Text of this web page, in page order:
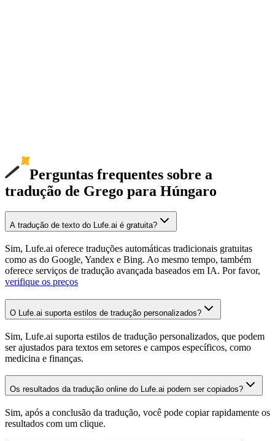
Perguntas frequentes sobre a
tradução de Grego para Húngaro
A tradução de texto do Lufe.ai é gratuita?
Sim, Lufe.ai oferece traduções automáticas tradicionais gratuitas
como as do Google, Yandex e Bing. Ao mesmo tempo, também
oferece serviços de tradução avançada baseados em IA. Por favor,
verifique os preços
O Lufe.ai suporta estilos de tradução personalizados?
Sim, Lufe.ai suporta estilos de tradução personalizados, que podem
ser ajustados para textos em setores e campos específicos, como
medicina e finanças.
Os resultados da tradução online do Lufe.ai podem ser copiados?
Sim, após a conclusão da tradução, você pode copiar rapidamente os
resultados com um clique.